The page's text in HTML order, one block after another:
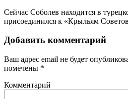
Сейчас Соболев находится в
присоединился к «Крыльям
Добавить комментарий
Ваш адрес email не будет
помечены *
Комментарий